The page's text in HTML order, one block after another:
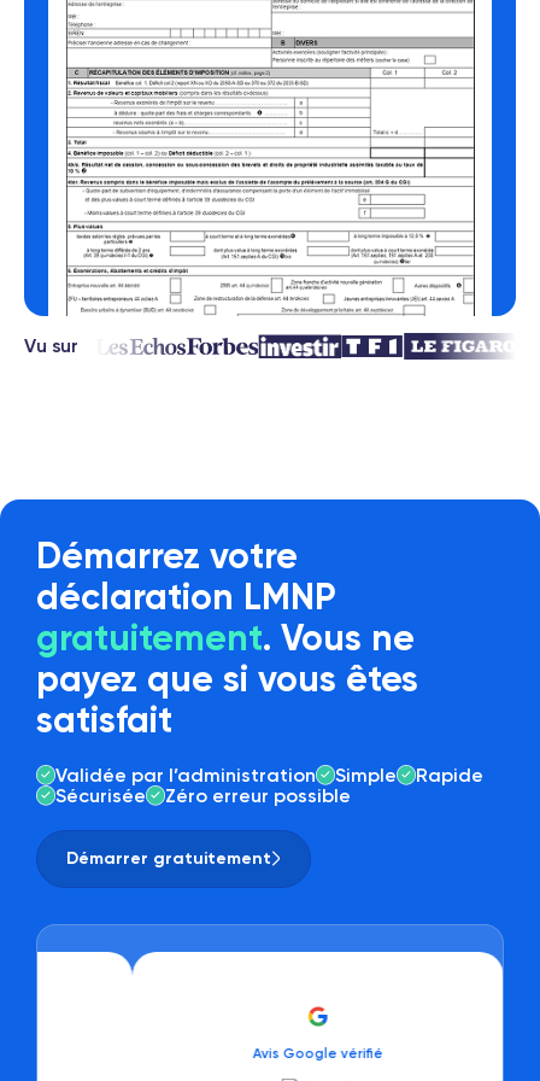
Vu sur
Démarrez votre
déclaration LMNP
gratuitement. Vous ne
payez que si vous êtes
satisfait
Validée par l’administration Simple
Rapide
Sécurisée
Zéro erreur possible
Démarrer gratuitement
Avis Google vérifié